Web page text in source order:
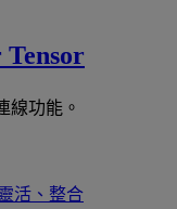
Tensor
線功能。
活、整合